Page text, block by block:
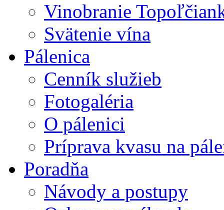
Vinobranie
Svätenie vína
Pálenica
Cenník služieb
Fotogaléria
O pálenici
Príprava kvasu na
Poradňa
Návody a postupy